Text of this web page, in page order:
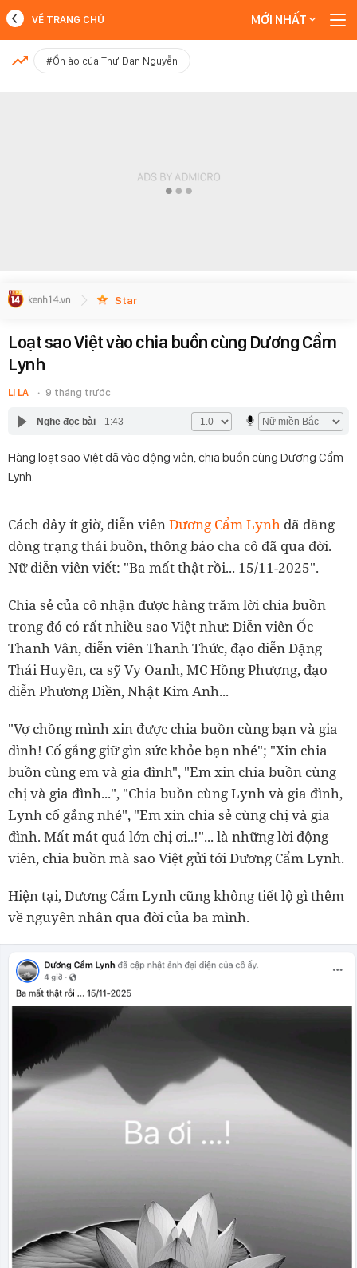
MỚI NHẤT
VỀ TRANG CHỦ MỚI NHẤT
#Ồn ào của Thư Đan Nguyễn
Star
Loạt sao Việt vào chia buồn cùng Dương Cẩm
Lynh
LI LA 9 tháng trước
Nghe đọc bài 1:43
Hàng loạt sao Việt đã vào động viên, chia buồn cùng Dương Cẩm
Lynh.
Cách đây ít giờ, diễn viênDương Cẩm Lynh đã đăng
dòng trạng thái buồn, thông báo cha cô đã qua đời.
Nữ diễn viên viết: "Ba mất thật rồi... 15/11-2025".
Chia sẻ của cô nhận được hàng trăm lời chia buồn
trong đó có rất nhiều sao Việt như: Diễn viên Ốc
Thanh Vân, diễn viên Thanh Thức, đạo diễn Đặng
Thái Huyền, ca sỹ Vy Oanh, MC Hồng Phượng, đạo
diễn Phương Điền, Nhật Kim Anh...
"Vợ chồng mình xin được chia buồn cùng bạn và gia
đình! Cố gắng giữ gìn sức khỏe bạn nhé"; "Xin chia
buồn cùng em và gia đình", "Em xin chia buồn cùng
chị và gia đình...", "Chia buồn cùng Lynh và gia đình,
Lynh cố gắng nhé", "Em xin chia sẻ cùng chị và gia
đình. Mất mát quá lớn chị ơi..!"... là những lời động
viên, chia buồn mà sao Việt gửi tới Dương Cẩm Lynh.
Hiện tại, Dương Cẩm Lynh cũng không tiết lộ gì thêm
về nguyên nhân qua đời của ba mình.